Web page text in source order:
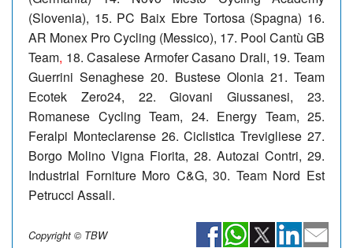
(Slovenia), 15. PC Baix Ebre Tortosa (Spagna) 16.
AR Monex Pro Cycling (Messico), 17. Pool Cantù GB
Team, 18. Casalese Armofer Casano Drali, 19. Team
Guerrini Senaghese 20. Bustese Olonia 21. Team
Ecotek Zero24, 22. Giovani Giussanesi, 23.
Romanese Cycling Team, 24. Energy Team, 25.
Feralpi Monteclarense 26. Ciclistica Trevigliese 27.
Borgo Molino Vigna Fiorita, 28. Autozai Contri, 29.
Industrial Forniture Moro C&G, 30. Team Nord Est
Petrucci Assali.
Copyright © TBW